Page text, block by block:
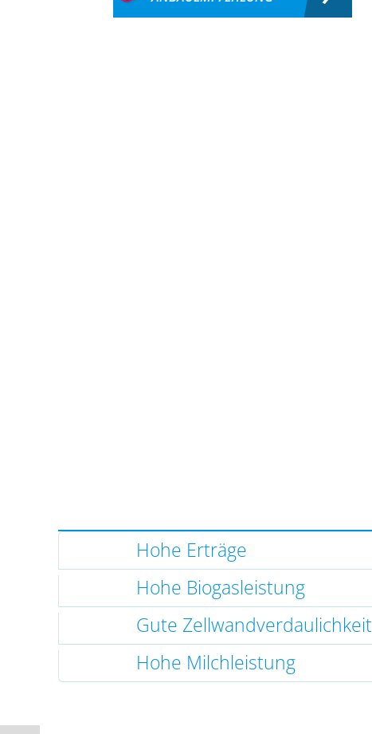
Hohe Erträge
Hohe Biogasleistung
Gute Zellwandverdaulichkeit
Hohe Milchleistung